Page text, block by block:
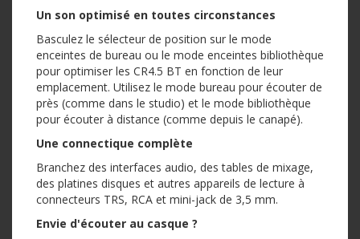
Un son optimisé en toutes circonstances
Basculez le sélecteur de position sur le mode
enceintes de bureau ou le mode enceintes bibliothèque
pour optimiser les CR4.5 BT en fonction de leur
emplacement. Utilisez le mode bureau pour écouter de
près (comme dans le studio) et le mode bibliothèque
pour écouter à distance (comme depuis le canapé).
Une connectique complète
Branchez des interfaces audio, des tables de mixage,
des platines disques et autres appareils de lecture à
connecteurs TRS, RCA et mini-jack de 3,5 mm.
Envie d'écouter au casque ?